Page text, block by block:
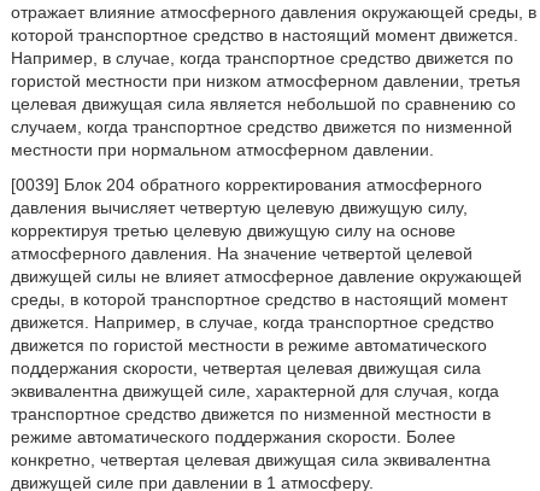
отражает влияние атмосферного давления окружающей среды, в
которой транспортное средство в настоящий момент движется.
Например, в случае, когда транспортное средство движется по
гористой местности при низком атмосферном давлении, третья
целевая движущая сила является небольшой по сравнению со
случаем, когда транспортное средство движется по низменной
местности при нормальном атмосферном давлении.
[0039] Блок 204 обратного корректирования атмосферного
давления вычисляет четвертую целевую движущую силу,
корректируя третью целевую движущую силу на основе
атмосферного давления. На значение четвертой целевой
движущей силы не влияет атмосферное давление окружающей
среды, в которой транспортное средство в настоящий момент
движется. Например, в случае, когда транспортное средство
движется по гористой местности в режиме автоматического
поддержания скорости, четвертая целевая движущая сила
эквивалентна движущей силе, характерной для случая, когда
транспортное средство движется по низменной местности в
режиме автоматического поддержания скорости. Более
конкретно, четвертая целевая движущая сила эквивалентна
движущей силе при давлении в 1 атмосферу.